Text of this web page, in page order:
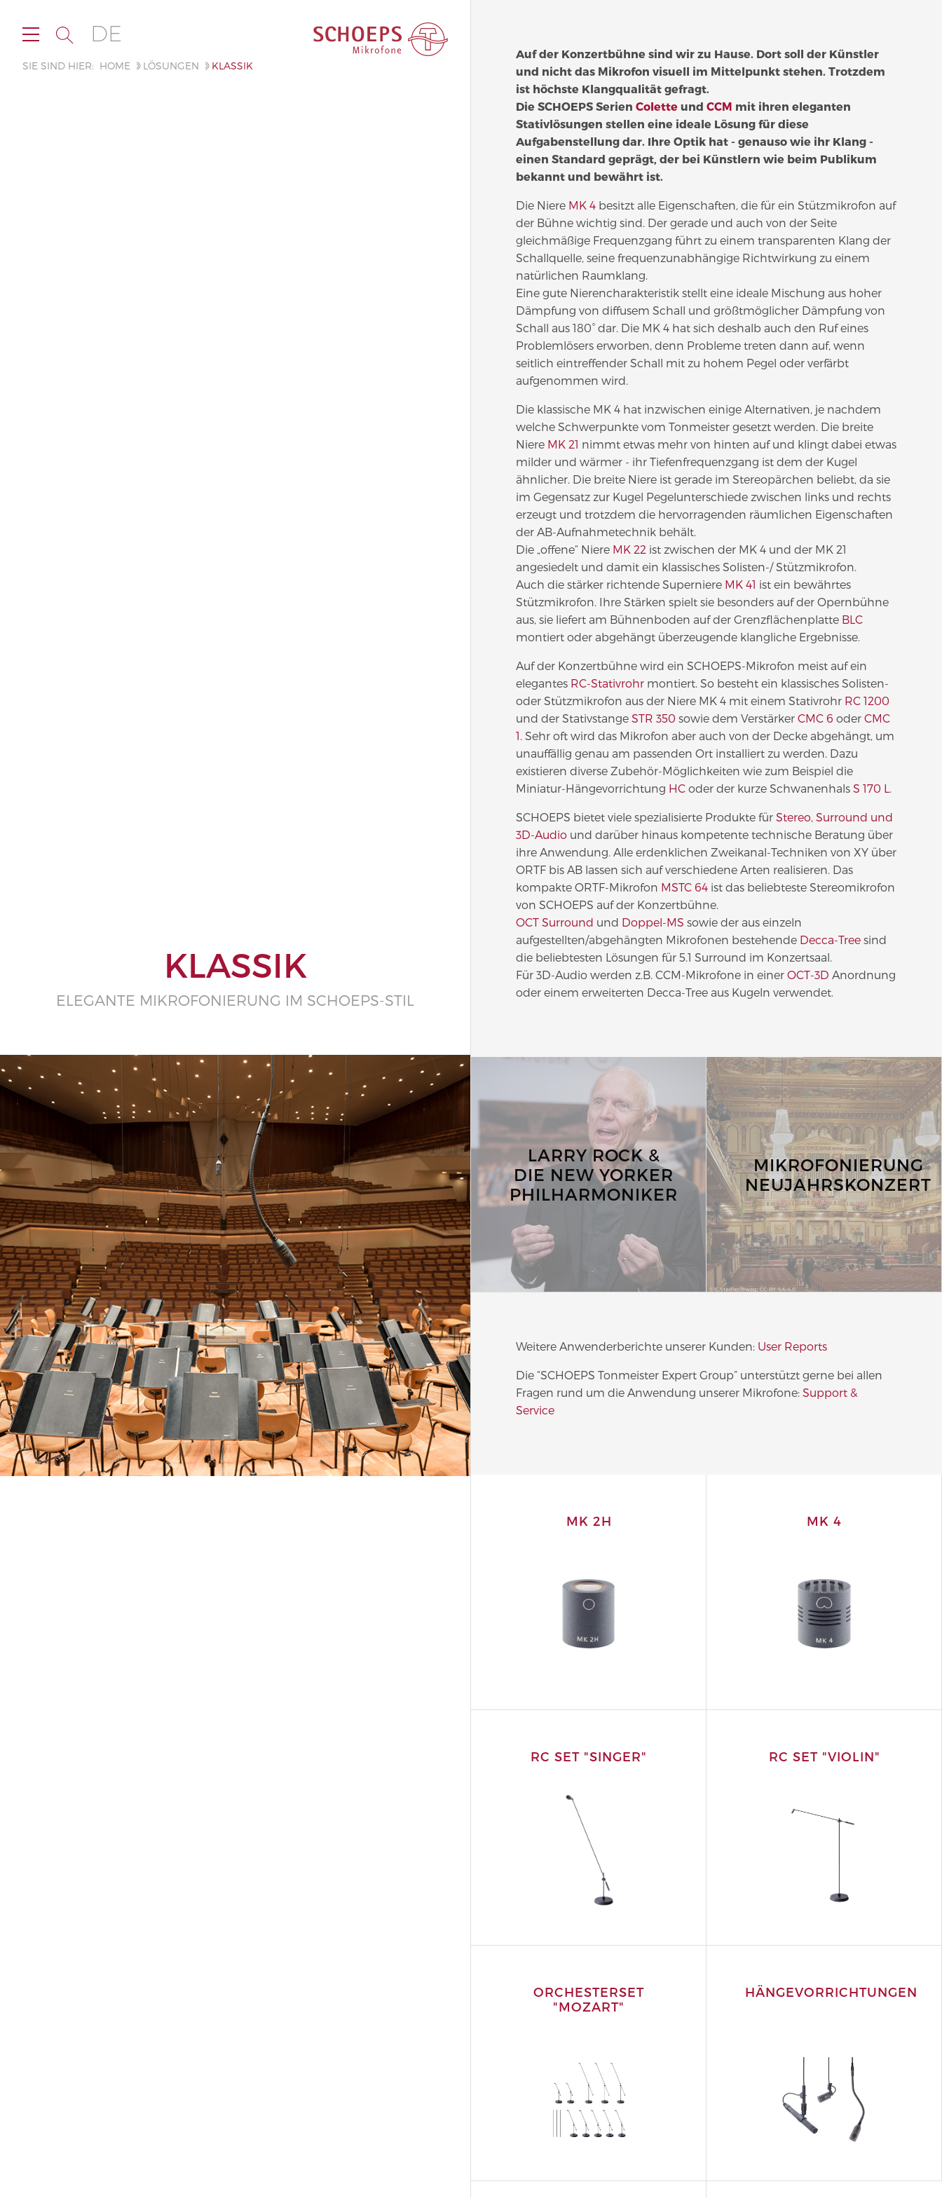
DE
SIE SIND HIER: HOME LÖSUNGEN KLASSIK
KLASSIK
ELEGANTE MIKROFONIERUNG IM SCHOEPS-STIL
Auf der Konzertbühne sind wir zu Hause. Dort soll der Künstler
und nicht das Mikrofon visuell im Mittelpunkt stehen. Trotzdem
ist höchste Klangqualität gefragt.
Die SCHOEPS Serien Colette und CCM mit ihren eleganten
Stativlösungen stellen eine ideale Lösung für diese
Aufgabenstellung dar. Ihre Optik hat - genauso wie ihr Klang -
einen Standard geprägt, der bei Künstlern wie beim Publikum
bekannt und bewährt ist.
Die Niere MK 4 besitzt alle Eigenschaften, die für ein Stützmikrofon auf
der Bühne wichtig sind. Der gerade und auch von der Seite
gleichmäßige Frequenzgang führt zu einem transparenten Klang der
Schallquelle, seine frequenzunabhängige Richtwirkung zu einem
natürlichen Raumklang.
Eine gute Nierencharakteristik stellt eine ideale Mischung aus hoher
Dämpfung von diffusem Schall und größtmöglicher Dämpfung von
Schall aus 180° dar. Die MK 4 hat sich deshalb auch den Ruf eines
Problemlösers erworben, denn Probleme treten dann auf, wenn
seitlich eintreffender Schall mit zu hohem Pegel oder verfärbt
aufgenommen wird.
Die klassische MK 4 hat inzwischen einige Alternativen, je nachdem
welche Schwerpunkte vom Tonmeister gesetzt werden. Die breite
Niere MK 21 nimmt etwas mehr von hinten auf und klingt dabei etwas
milder und wärmer - ihr Tiefenfrequenzgang ist dem der Kugel
ähnlicher. Die breite Niere ist gerade im Stereopärchen beliebt, da sie
im Gegensatz zur Kugel Pegelunterschiede zwischen links und rechts
erzeugt und trotzdem die hervorragenden räumlichen Eigenschaften
der AB-Aufnahmetechnik behält.
Die „offene“ Niere MK 22 ist zwischen der MK 4 und der MK 21
angesiedelt und damit ein klassisches Solisten-/ Stützmikrofon.
Auch die stärker richtende Superniere MK 41 ist ein bewährtes
Stützmikrofon. Ihre Stärken spielt sie besonders auf der Opernbühne
aus, sie liefert am Bühnenboden auf der Grenzflächenplatte BLC
montiert oder abgehängt überzeugende klangliche Ergebnisse.
Auf der Konzertbühne wird ein SCHOEPS-Mikrofon meist auf ein
elegantes RC-Stativrohr montiert. So besteht ein klassisches Solisten-
oder Stützmikrofon aus der Niere MK 4 mit einem Stativrohr RC 1200
und der Stativstange STR 350 sowie dem Verstärker CMC 6 oder CMC
1. Sehr oft wird das Mikrofon aber auch von der Decke abgehängt, um
unauffällig genau am passenden Ort installiert zu werden. Dazu
existieren diverse Zubehör-Möglichkeiten wie zum Beispiel die
Miniatur-Hängevorrichtung HC oder der kurze Schwanenhals S 170 L.
SCHOEPS bietet viele spezialisierte Produkte für Stereo, Surround und
3D-Audio und darüber hinaus kompetente technische Beratung über
ihre Anwendung. Alle erdenklichen Zweikanal-Techniken von XY über
ORTF bis AB lassen sich auf verschiedene Arten realisieren. Das
kompakte ORTF-Mikrofon MSTC 64 ist das beliebteste Stereomikrofon
von SCHOEPS auf der Konzertbühne.
OCT Surround und Doppel-MS sowie der aus einzeln
aufgestellten/abgehängten Mikrofonen bestehende Decca-Tree sind
die beliebtesten Lösungen für 5.1 Surround im Konzertsaal.
Für 3D-Audio werden z.B. CCM-Mikrofone in einer OCT-3D Anordnung
oder einem erweiterten Decca-Tree aus Kugeln verwendet.
LARRY ROCK &
DIE NEW YORKER
PHILHARMONIKER
MIKROFONIERUNG
NEUJAHRSKONZERT
Weitere Anwenderberichte unserer Kunden: User Reports
Die “SCHOEPS Tonmeister Expert Group” unterstützt gerne bei allen
Fragen rund um die Anwendung unserer Mikrofone: Support &
Service
MK 2H MK 4
RC SET "SINGER" RC SET "VIOLIN"
ORCHESTERSET
"MOZART"
HÄNGEVORRICHTUNGEN